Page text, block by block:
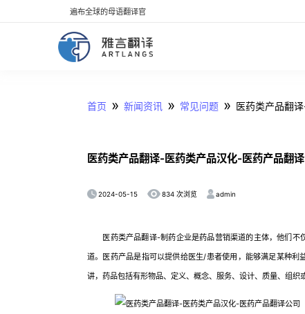
遍布全球的母语翻译官
首页 » 新闻资讯 » 常见问题 » 医药类产品翻
医药类产品翻译-医药类产品汉化-医药产品翻译
2024-05-15 834 次浏览 admin
医药类产品翻译-制药企业是药品营销渠道的主体，他们不
道。医药产品是指可以提供给医生/患者使用，能够满足某种
讲，药品包括有形物品、定义、概念、服务、设计、质量、组织